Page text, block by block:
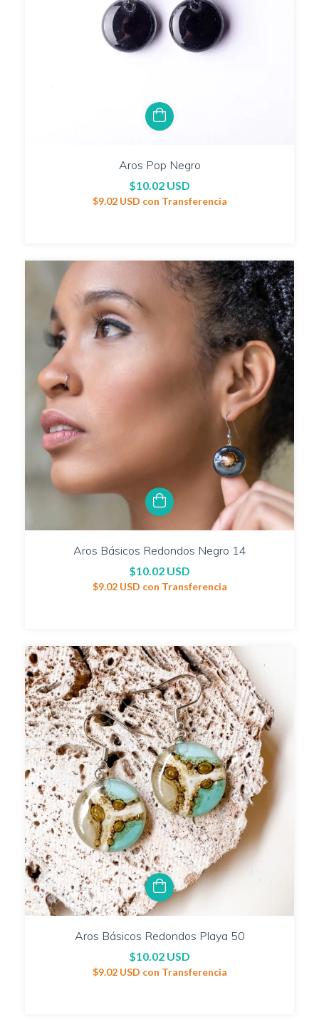
Aros Pop Negro
$10.02 USD
$9.02 USD con Transferencia
Aros Básicos Redondos Negro 14
$10.02 USD
$9.02 USD con Transferencia
Aros Básicos Redondos Playa 50
$10.02 USD
$9.02 USD con Transferencia